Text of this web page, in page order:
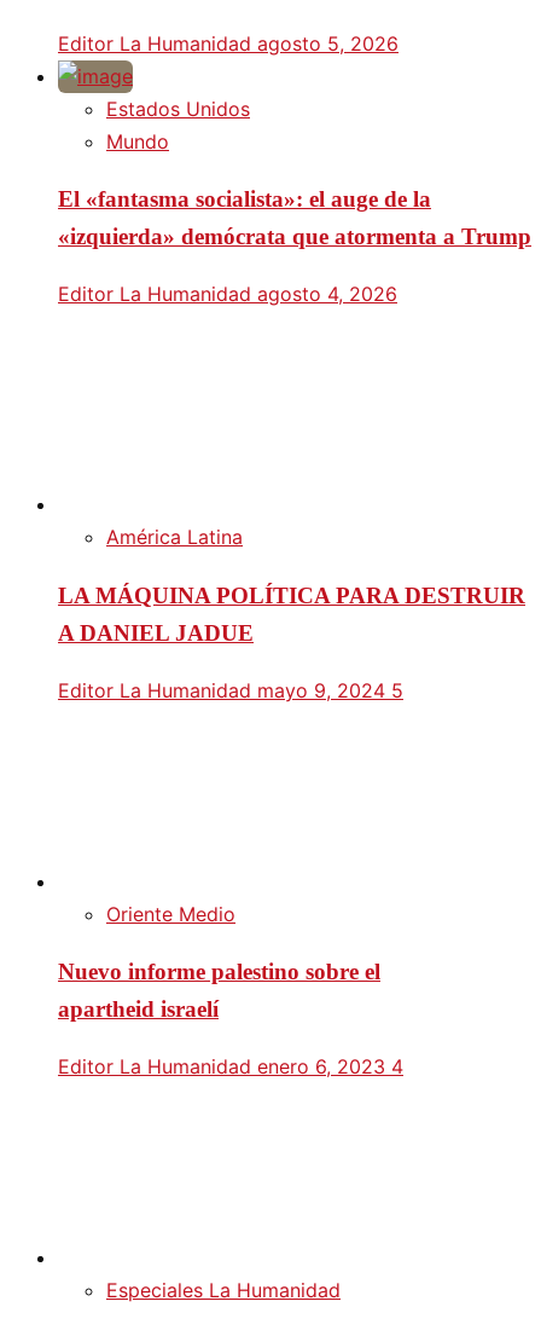
Editor La Humanidad agosto 5, 2026
Estados Unidos
Mundo
El «fantasma socialista»: el auge de la
«izquierda» demócrata que atormenta a Trump
Editor La Humanidad agosto 4, 2026
América Latina
LA MÁQUINA POLÍTICA PARA DESTRUIR
A DANIEL JADUE
Editor La Humanidad mayo 9, 2024 5
Oriente Medio
Nuevo informe palestino sobre el
apartheid israelí
Editor La Humanidad enero 6, 2023 4
Especiales La Humanidad